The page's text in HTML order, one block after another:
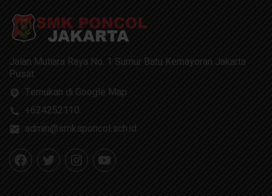
Jalan Mutiara Raya No. 1 Sumur Batu Kemayoran Jakarta
Pusat
Temukan di Google Map
+624252110
admin@smksponcol.sch.id